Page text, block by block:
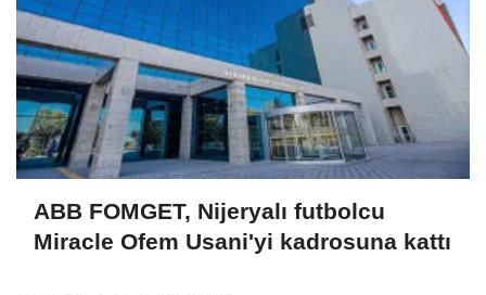
ABB FOMGET, Nijeryalı futbolcu
Miracle Ofem Usani'yi kadrosuna kattı